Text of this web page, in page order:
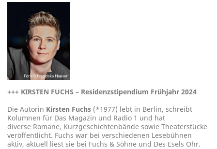
+++ KIRSTEN FUCHS – Residenzstipendium Frühjahr 2024
Die Autorin Kirsten Fuchs (*1977) lebt in Berlin, schreibt
Kolumnen für Das Magazin und Radio 1 und hat
diverse Romane, Kurzgeschichtenbände sowie Theaterstücke
veröffentlicht. Fuchs war bei verschiedenen Lesebühnen
aktiv, aktuell liest sie bei Fuchs & Söhne und Des Esels Ohr.